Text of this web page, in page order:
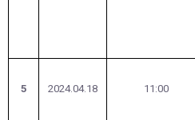
5 2024.04.18 11:00